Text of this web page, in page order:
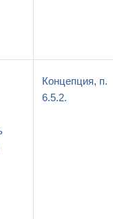
Концепция, п.
6.5.2.